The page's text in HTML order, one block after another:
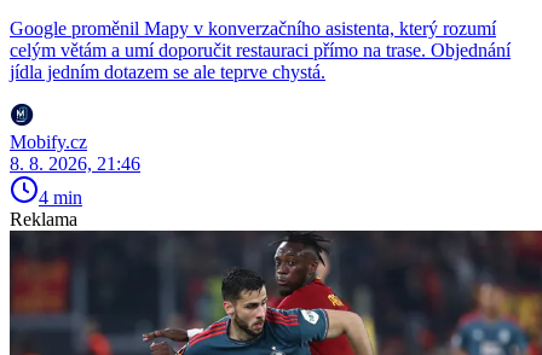
Google proměnil Mapy v konverzačního asistenta, který rozumí
celým větám a umí doporučit restauraci přímo na trase. Objednání
jídla jedním dotazem se ale teprve chystá.
Mobify.cz
8. 8. 2026, 21:46
4 min
Reklama